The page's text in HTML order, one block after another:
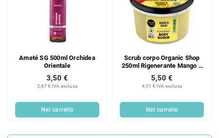
Ameté SG 500ml Orchidea
Orientale
2,87 € IVA esclusa
3,50 €
Nel carrello
Scrub corpo Organic Shop
250ml Rigenerante Mango e
4,51 € IVA esclusa
5,50 €
Nel carrello